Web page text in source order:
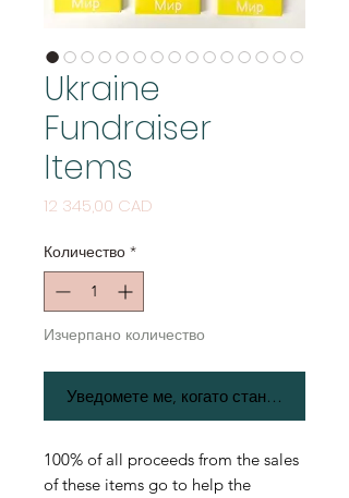
Ukraine
Fundraiser
Items
12 345,00 CAD
Количество *
Изчерпано количество
Уведомете ме, когато стане наличен
100% of all proceeds from the sales
of these items go to help the